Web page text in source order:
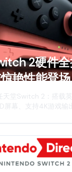
2硬件
艳性能登场
天堂Switch 2：搭载
屏幕、支持4K游戏输
游戏体验。